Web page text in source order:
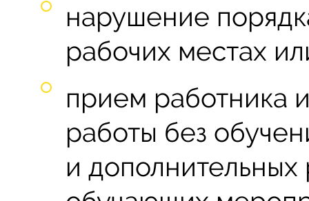
нарушение
рабочих местах
прием работника
работы без
и дополнительных